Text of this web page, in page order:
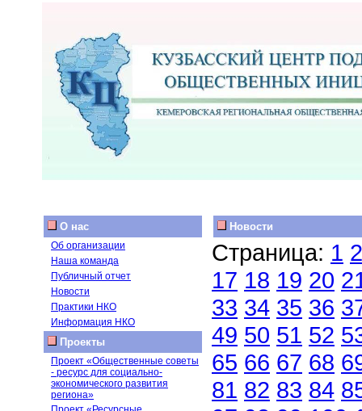
О нас
Об организации
Наша команда
Публичный отчет
Новости
Практики НКО
Информация НКО
Проекты
Проект «Общественные советы
- ресурс для социально-
экономического развития
региона»
Новости
Страница: 1 2
17 18 19 20
33 34 35 36
49 50 51 52
65 66 67 68
81 82 83 84